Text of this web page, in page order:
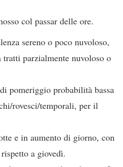
col passar delle ore.
sereno o poco nuvoloso,
parzialmente nuvoloso o
pomeriggio probabilità bassa
rovesci/temporali, per il
e in aumento di giorno, con
a giovedì.